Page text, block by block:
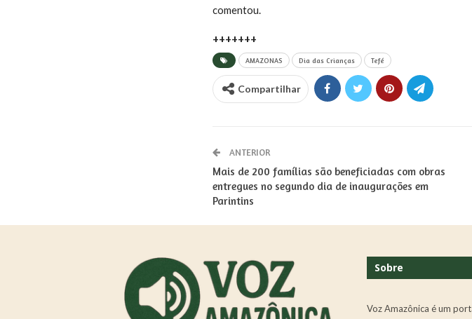
comentou.
+++++++
AMAZONAS Dia das Crianças Tefé
Compartilhar
ANTERIOR
Mais de 200 famílias são beneficiadas com obras
entregues no segundo dia de inaugurações em
Parintins
Sobre
Voz Amazônica é um